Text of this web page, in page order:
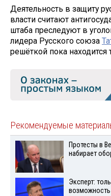
Деятельность в защиту
власти считают
штаба преследуют в
лидера Русского союза
решёткой пока находится
Рекомендуемые
Протесты в
набирает
Эксперт: